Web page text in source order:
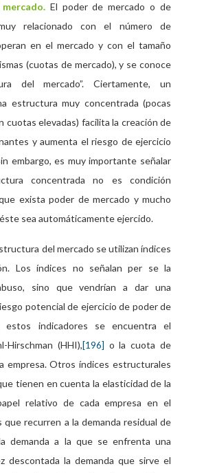
El poder de mercado o de
relacionado con el número de
en el mercado y con el tamaño
(cuotas de mercado), y se conoce
del mercado”. Ciertamente, un
estructura muy concentrada (pocas
cuotas elevadas) facilita la creación de
y aumenta el riesgo de ejercicio
embargo, es muy importante señalar
concentrada no es condición
exista poder de mercado y mucho
sea automáticamente ejercido.
del mercado se utilizan índices
Los índices no señalanper sela
sino que vendrían a dar una
potencial de ejercicio de poder de
estos indicadores se encuentra el
Hirschman (HHI),[196] o la cuota de
empresa. Otros índices estructurales
tienen en cuenta la elasticidad de la
relativo de cada empresa en el
que recurren a la demanda residual de
demanda a la que se enfrenta una
descontada la demanda que sirve el